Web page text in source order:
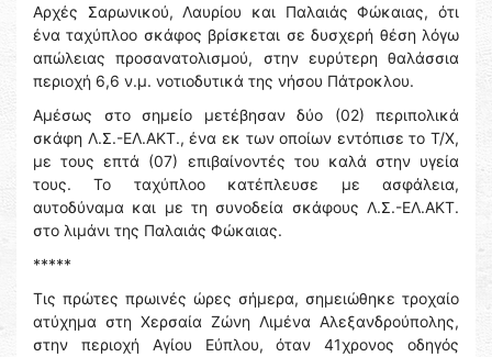
Αρχές Σαρωνικού, Λαυρίου και Παλαιάς Φώκαιας, ότι
ένα ταχύπλοο σκάφος βρίσκεται σε δυσχερή θέση λόγω
απώλειας προσανατολισμού, στην ευρύτερη θαλάσσια
περιοχή 6,6 ν.μ. νοτιοδυτικά της νήσου Πάτροκλου.
Αμέσως στο σημείο μετέβησαν δύο (02) περιπολικά
σκάφη Λ.Σ.-ΕΛ.ΑΚΤ., ένα εκ των οποίων εντόπισε το Τ/Χ,
με τους επτά (07) επιβαίνοντές του καλά στην υγεία
τους. Το ταχύπλοο κατέπλευσε με ασφάλεια,
αυτοδύναμα και με τη συνοδεία σκάφους Λ.Σ.-ΕΛ.ΑΚΤ.
στο λιμάνι της Παλαιάς Φώκαιας.
*****
Τις πρώτες πρωινές ώρες σήμερα, σημειώθηκε τροχαίο
ατύχημα στη Χερσαία Ζώνη Λιμένα Αλεξανδρούπολης,
στην περιοχή Αγίου Εύπλου, όταν 41χρονος οδηγός